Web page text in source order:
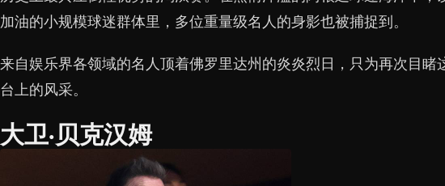
加油的小规模球迷群体里，多位重量级名人的身影也被捕捉到。
来自娱乐界各领域的名人顶着佛罗里达州的炎炎烈日，只为再次目睹
台上的风采。
大卫·贝克汉姆